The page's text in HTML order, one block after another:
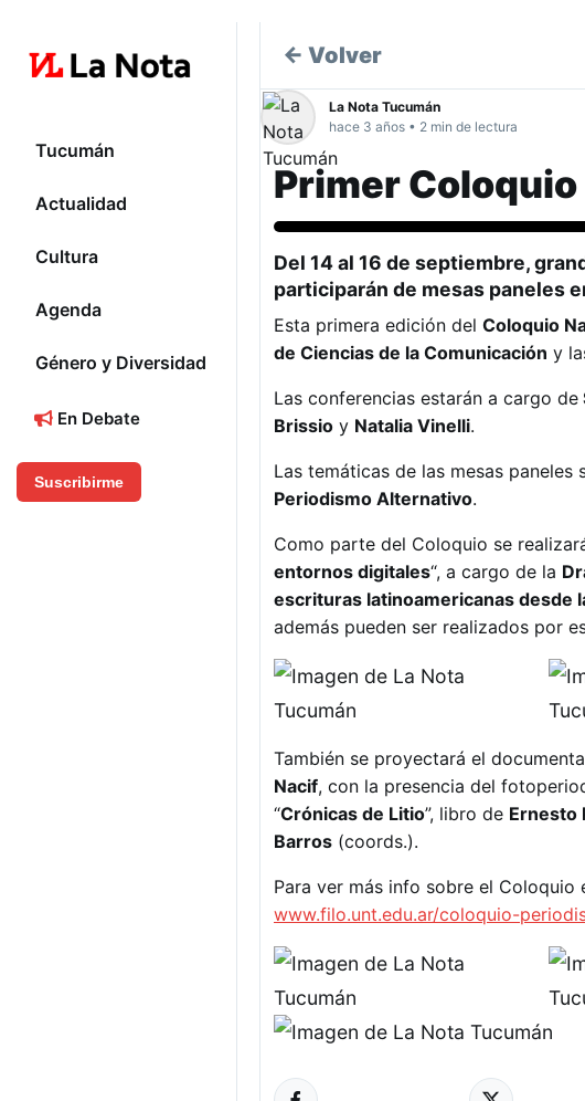
Tucumán
Actualidad
Cultura
Agenda
Género y Diversidad
En Debate
Suscribirme
← Volver
La Nota Tucumán
hace 3 años • 2 min de lectura
Primer
Del 14 al 16 de septiembre,
participarán de mesas paneles
Esta primera edición del Coloquio
de Ciencias de la Comunicación y
Las conferencias estarán a cargo de
Brissio y Natalia Vinelli.
Las temáticas de las mesas paneles
Periodismo Alternativo.
Como parte del Coloquio se
entornos digitales“, a cargo de la
escrituras latinoamericanas desde
además pueden ser realizados por
También se proyectará el
Nacif, con la presencia del
“Crónicas de Litio”, libro de Ernesto
Barros (coords.).
Para ver más info sobre el
www.filo.unt.edu.ar/coloquio-